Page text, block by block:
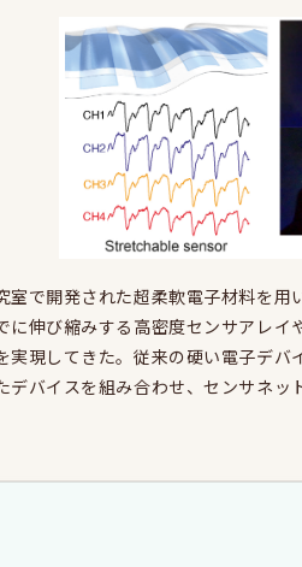
室で開発された超柔軟電子材料を用
に伸び縮みする高密度センサアレ
実現してきた。従来の硬い電子デ
デバイスを組み合わせ、センサネッ